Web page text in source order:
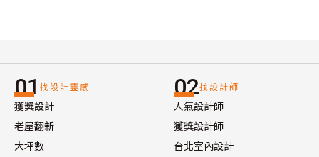
01 找設計靈感
獲獎設計
老屋翻新
大坪數
02找設計師
人氣設計師
獲獎設計師
台北室內設計